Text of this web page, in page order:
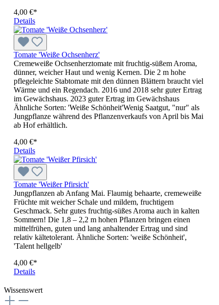
4,00 €*
Details
Tomate 'Weiße Ochsenherz'
Cremeweiße Ochsenherztomate mit fruchtig-süßem Aroma,
dünner, weicher Haut und wenig Kernen. Die 2 m hohe
pflegeleichte Stabtomate mit den dünnen Blättern braucht viel
Wärme und ein Regendach. 2016 und 2018 sehr guter Ertrag
im Gewächshaus. 2023 guter Ertrag im Gewächshaus
Ähnliche Sorten: 'Weiße Schönheit'Wenig Saatgut, "nur" als
Jungpflanze während des Pflanzenverkaufs von April bis Mai
ab Hof erhältlich.
4,00 €*
Details
Tomate 'Weißer Pfirsich'
Jungpflanzen ab Anfang Mai. Flaumig behaarte, cremeweiße
Früchte mit weicher Schale und mildem, fruchtigem
Geschmack. Sehr gutes fruchtig-süßes Aroma auch in kalten
Sommern! Die 1,8 – 2,2 m hohen Pflanzen bringen einen
mittelfrühen, guten und lang anhaltender Ertrag und sind
relativ kältetolerant. Ähnliche Sorten: 'weiße Schönheit',
'Talent hellgelb'
4,00 €*
Details
Wissenswert